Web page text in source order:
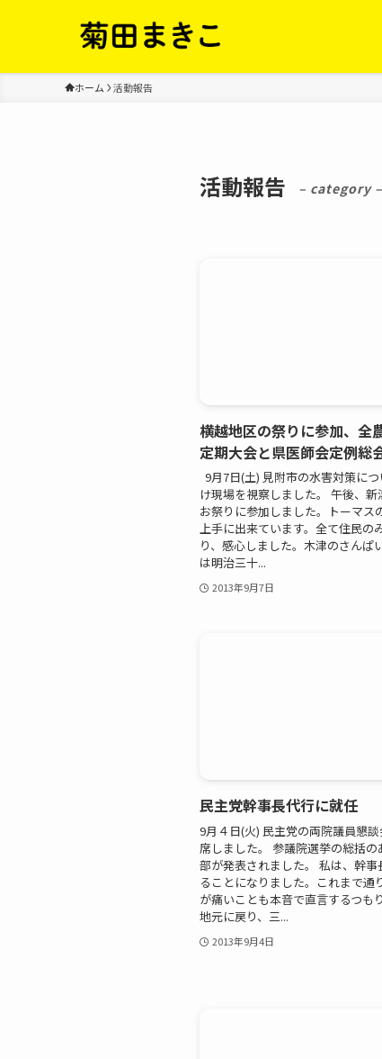
ホーム 活動報告
活動報告 – category –
横越地区の祭りに参加、全
定期大会と県医師会定例総
9月7日(土) 見附市の水害対策に
け現場を視察しました。 午後、
お祭りに参加しました。トーマス
上手に出来ています。全て住民の
り、感心しました。木津のさんぱ
は明治三十...
2013年9月7日
民主党幹事長代行に就任
9月４日(火) 民主党の両院議員懇
席しました。 参議院選挙の総括
部が発表されました。 私は、幹事
ることになりました。これまで通
が痛いことも本音で直言するつも
地元に戻り、三...
2013年9月4日